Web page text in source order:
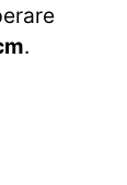
.